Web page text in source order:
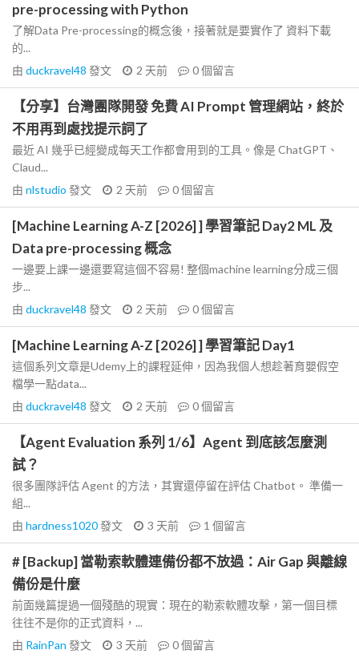
pre-processing with Python
了解Data Pre-processing的概念後，接著就是要實作了 資料下載
的...
由 duckravel48 發文 2 天前 0個留言
【分享】台灣團隊開發 免費 AI Prompt 管理網站，終於
不用再到處找提示詞了
最近 AI 幾乎已經變成每天工作都會用到的工具。像是 ChatGPT、
Claud...
由 nlstudio 發文 2 天前 0個留言
[Machine Learning A-Z [2026] ] 學習筆記 Day2 ML 及
Data pre-processing 概念
一邊要上課一邊還要寫這個不容易! 整個machine learning分成三個
步...
由 duckravel48 發文 2 天前 0個留言
[Machine Learning A-Z [2026] ] 學習筆記 Day1
這個系列文章是Udemy上的課程延伸，因為我個人想趁著育嬰假空
檔學一點data...
由 duckravel48 發文 2 天前 0個留言
【Agent Evaluation 系列 1/6】Agent 到底該怎麼測
試？
很多團隊評估 Agent 的方法，其實還停留在評估 Chatbot。 準備一
組...
由 hardness1020發文 3 天前 1 個留言
# [Backup] 當勒索軟體連備份都不放過：Air Gap 與離線
備份是什麼
前面幾篇提過一個殘酷的現實：現在的勒索軟體攻擊，第一個目標
往往不是你的正式資料，...
由 RainPan 發文 3 天前 0個留言